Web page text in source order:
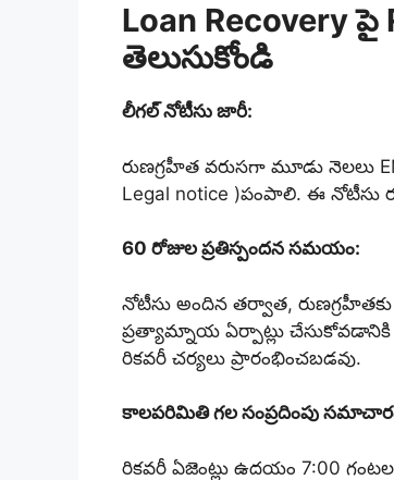
Loan Recovery
తెలుసుకోండి
లీగల్ నోటీసు జారీ:
రుణగ్రహీత వరుసగా మూడు నెలలు
Legal notice )పంపాలి. ఈ నోటీసు
60 రోజుల ప్రతిస్పందన సమయం:
నోటీసు అందిన తర్వాత,
ప్రత్యామ్నాయ ఏర్పాట్లు
రికవరీ చర్యలు ప్రారంభించబడవు.
కాలపరిమితి గల సంప్రదింపు
రికవరీ ఏజెంట్లు ఉదయం 7:00